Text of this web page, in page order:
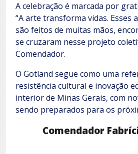
A celebração é marcada por
“A arte transforma vidas. Esses
são feitos de muitas mãos,
se cruzaram nesse projeto
Comendador.
O Gotland segue como uma
resistência cultural e inovação
interior de Minas Gerais, com
sendo preparados para os
Comendador